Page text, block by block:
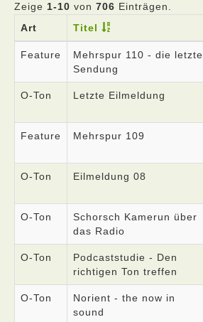
Zeige 1-10 von 706 Einträgen.
Art
Titel
Feature
Mehrspur 110 - die letzte
Sendung
O-Ton Letzte Eilmeldung
Feature Mehrspur 109
O-Ton Eilmeldung 08
O-Ton
Schorsch Kamerun über
das Radio
O-Ton
Podcaststudie - Den
richtigen Ton treffen
O-Ton
Norient - the now in
sound